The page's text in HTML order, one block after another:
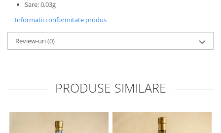
Sare: 0,03g
Informatii conformitate produs
Review-uri(0)
PRODUSE SIMILARE